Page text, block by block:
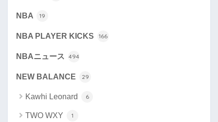
NBA 19
NBA PLAYER KICKS 166
NBAニュース 494
NEW BALANCE 29
Kawhi Leonard 6
TWO WXY 1